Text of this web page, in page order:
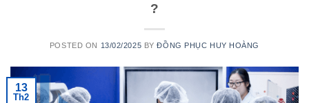
?
POSTED ON 13/02/2025 BYĐỒNG PHỤC HUY HOÀNG
13
Th2